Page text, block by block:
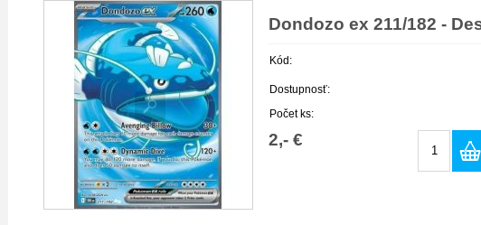
Dondozo ex 211/182 -
Kód:
Dostupnosť:
Počet ks:
2,- €